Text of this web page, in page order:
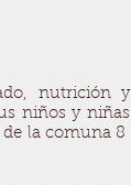
nutrición y
niños y niñas
la comuna 8